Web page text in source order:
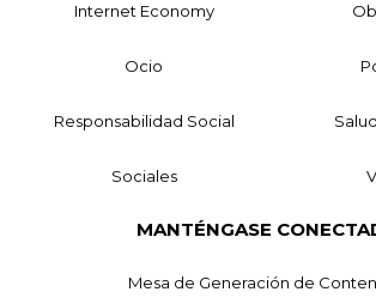
Internet Economy
Ocio
Responsabilidad Social
Sociales
MANTÉNGASE
Mesa de Generación de